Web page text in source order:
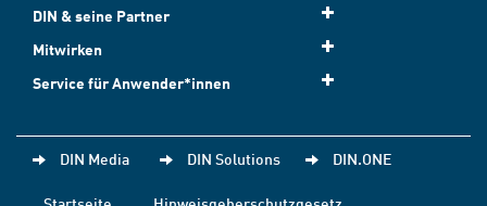
DIN & seine Partner
Mitwirken
Service für Anwender*innen
DIN Media DIN Solutions DIN.ONE